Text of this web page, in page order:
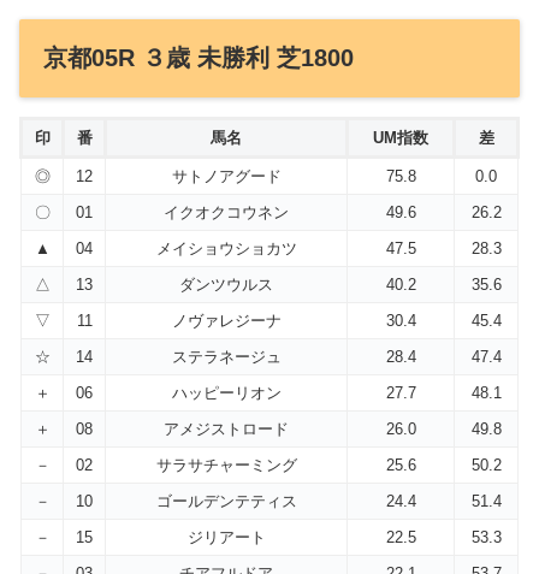
京都05R ３歳 未勝利 芝1800
印 番 馬名 UM指数 差
◎ 12 サトノアグード 75.8
0.0
〇
01 イクオクコウネン 49.6
26.2
▲
04 メイショウショカツ 47.5
28.3
△
13 ダンツウルス 40.2
35.6
▽
11 ノヴァレジーナ 30.4
45.4
☆
14 ステラネージュ 28.4
47.4
＋
06 ハッピーリオン 27.7
48.1
＋
08 アメジストロード 26.0
49.8
－
02 サラサチャーミング 25.6
50.2
－
10 ゴールデンテティス 24.4
51.4
－
15 ジリアート 22.5
53.3